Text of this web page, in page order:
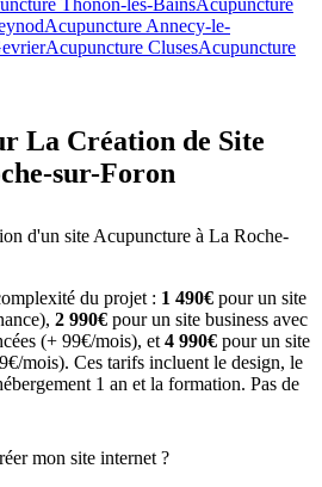
Thonon-les-BainsAcupuncture
Acupuncture Annecy-le-
Acupuncture ClusesAcupuncture
La Création de Site
sur-Foron
d'un site Acupuncture à La Roche-
du projet : 1 490€ pour un site
2 990€ pour un site business avec
(+ 99€/mois), et 4 990€ pour un site
mois). Ces tarifs incluent le design, le
1 an et la formation. Pas de
mon site internet ?